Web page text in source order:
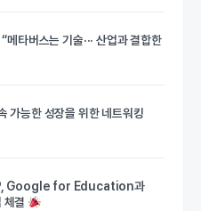
타버스는 기술··· 산업과 결합한
가능한 성장을 위한 네트워킹
Google for Education과
체결